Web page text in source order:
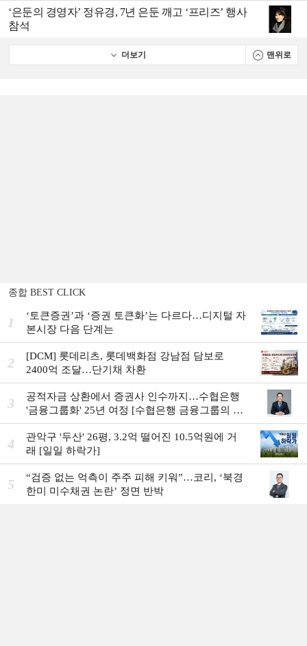
‘은둔의 경영자’ 정유경, 7년 은둔 깨고 ‘프리즈’ 행사
참석
더보기 맨위로
종합 BEST CLICK
1
‘토큰증권’과 ‘증권 토큰화’는 다르다…디지털 자
본시장 다음 단계는
2
[DCM] 롯데리츠, 롯데백화점 강남점 담보로
2400억 조달…단기채 차환
3
공적자금 상환에서 증권사 인수까지…수협은행
'금융그룹화' 25년 여정 [수협은행 금융그룹의 꿈
①]
4
관악구 '두산' 26평, 3.2억 떨어진 10.5억원에 거
래 [일일 하락가]
5
“검증 없는 억측이 주주 피해 키워”…코리, ‘북경
한미 미수채권 논란’ 정면 반박